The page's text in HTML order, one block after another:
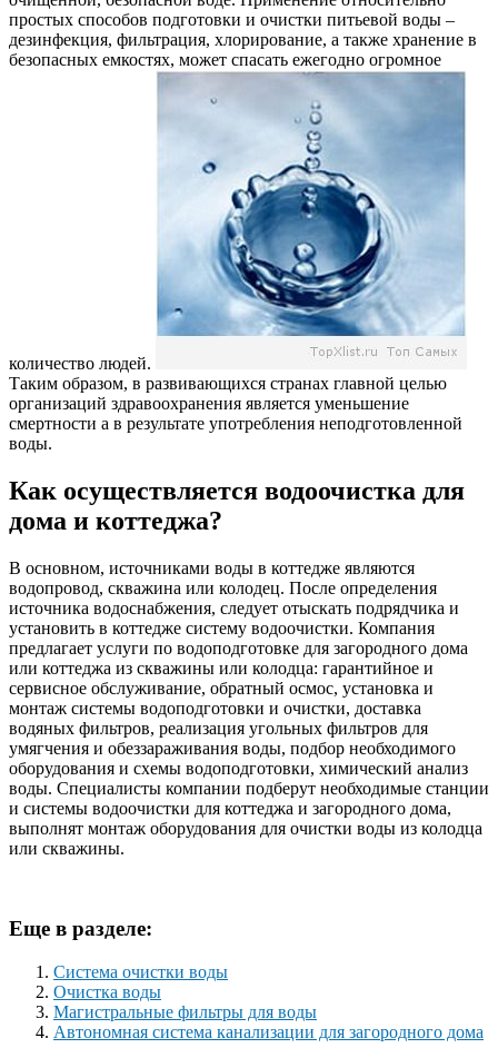
простых способов подготовки и очистки питьевой воды –
дезинфекция, фильтрация, хлорирование, а также хранение в
безопасных емкостях, может спасать ежегодно огромное
количество людей.
Таким образом, в развивающихся странах главной целью
организаций здравоохранения является уменьшение
смертности а в результате употребления неподготовленной
воды.
Как осуществляется водоочистка для
дома и коттеджа?
В основном, источниками воды в коттедже являются
водопровод, скважина или колодец. После определения
источника водоснабжения, следует отыскать подрядчика и
установить в коттедже систему водоочистки. Компания
предлагает услуги по водоподготовке для загородного дома
или коттеджа из скважины или колодца: гарантийное и
сервисное обслуживание, обратный осмос, установка и
монтаж системы водоподготовки и очистки, доставка
водяных фильтров, реализация угольных фильтров для
умягчения и обеззараживания воды, подбор необходимого
оборудования и схемы водоподготовки, химический анализ
воды. Специалисты компании подберут необходимые станции
и системы водоочистки для коттеджа и загородного дома,
выполнят монтаж оборудования для очистки воды из колодца
или скважины.
Еще в разделе:
Система очистки воды
Очистка воды
Магистральные фильтры для воды
Автономная система канализации для загородного дома